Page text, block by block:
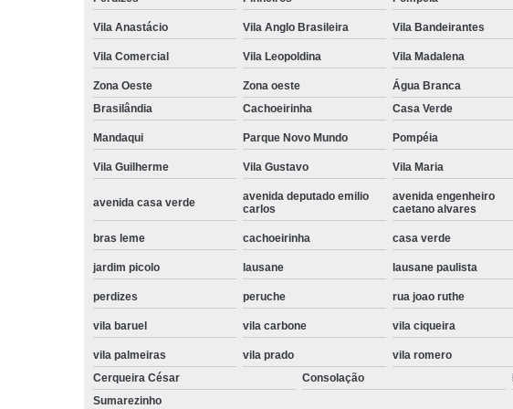
Vila Anastácio Vila Anglo Brasileira Vila Bandeirantes
Vila Comercial Vila Leopoldina Vila Madalena
Zona Oeste Zona oeste
Água Branca
Brasilândia
Cachoeirinha Casa Verde
Mandaqui Parque Novo Mundo Pompéia
Vila Guilherme Vila Gustavo Vila Maria
avenida casa verde
avenida deputado emilio
carlos
avenida engenheiro
caetano alvares
bras leme cachoeirinha casa verde
jardim picolo lausane lausane paulista
perdizes peruche rua joao ruthe
vila baruel vila carbone vila ciqueira
vila palmeiras vila prado vila romero
Cerqueira César
Consolação
Sumarezinho